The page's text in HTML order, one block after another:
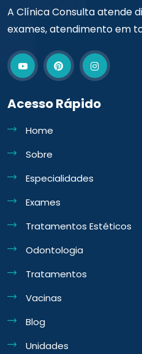
A Clínica Consulta atende
exames, atendimento em
Acesso Rápido
Home
Sobre
Especialidades
Exames
Tratamentos Estéticos
Odontologia
Tratamentos
Vacinas
Blog
Unidades